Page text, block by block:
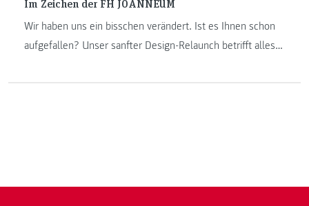
Im Zeichen der FH JOANNEUM
Wir haben uns ein bisschen verändert. Ist es Ihnen schon
aufgefallen? Unser sanfter Design-Relaunch betrifft alles